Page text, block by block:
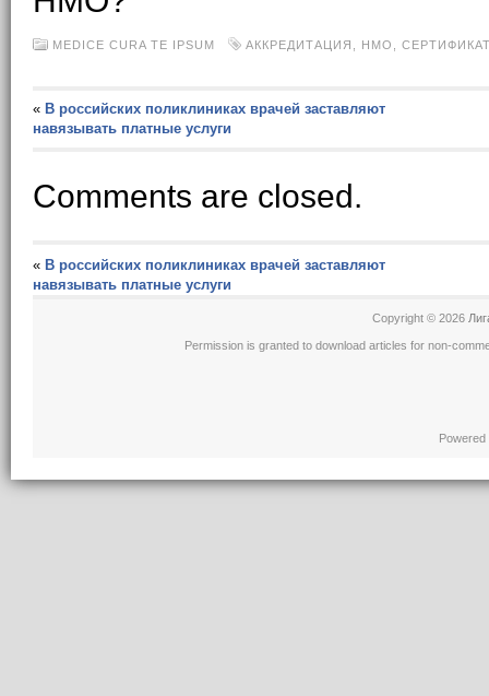
MEDICE CURA TE IPSUM АККРЕДИТАЦИЯ НМО
« В российских поликлиниках врачей заставляют
навязывать платные услуги
Comments are closed.
« В российских поликлиниках врачей заставляют
навязывать платные услуги
Copyright © 2026
Permission is granted to download articles for non-